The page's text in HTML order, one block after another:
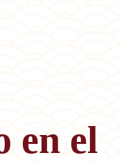
en el